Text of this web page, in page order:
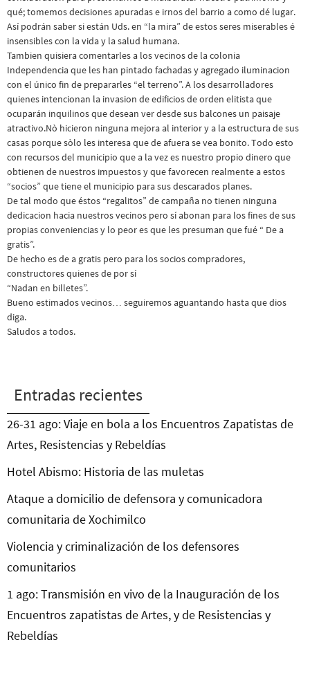
qué; tomemos decisiones apuradas e irnos del barrio a como dé lugar.
Así podrán saber si están Uds. en “la mira” de estos seres miserables é
insensibles con la vida y la salud humana.
Tambien quisiera comentarles a los vecinos de la colonia
Independencia que les han pintado fachadas y agregado iluminacion
con el único fin de prepararles “el terreno”. A los desarrolladores
quienes intencionan la invasion de edificios de orden elitista que
ocuparán inquilinos que desean ver desde sus balcones un paisaje
atractivo.Nò hicieron ninguna mejora al interior y a la estructura de sus
casas porque sòlo les interesa que de afuera se vea bonito. Todo esto
con recursos del municipio que a la vez es nuestro propio dinero que
obtienen de nuestros impuestos y que favorecen realmente a estos
“socios” que tiene el municipio para sus descarados planes.
De tal modo que éstos “regalitos” de campaña no tienen ninguna
dedicacion hacia nuestros vecinos pero sí abonan para los fines de sus
propias conveniencias y lo peor es que les presuman que fué “ De a
gratis”.
De hecho es de a gratis pero para los socios compradores,
constructores quienes de por sí
“Nadan en billetes”.
Bueno estimados vecinos… seguiremos aguantando hasta que dios
diga.
Saludos a todos.
Entradas recientes
26-31 ago: Viaje en bola a los Encuentros Zapatistas de
Artes, Resistencias y Rebeldías
Hotel Abismo: Historia de las muletas
Ataque a domicilio de defensora y comunicadora
comunitaria de Xochimilco
Violencia y criminalización de los defensores
comunitarios
1 ago: Transmisión en vivo de la Inauguración de los
Encuentros zapatistas de Artes, y de Resistencias y
Rebeldías